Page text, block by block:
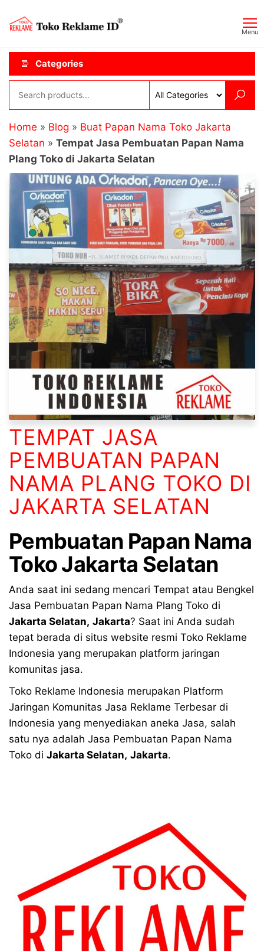
content
ID
Menu
Categories
Home » Blog » Buat Papan Nama Toko Jakarta
Selatan » Tempat Jasa Pembuatan Papan Nama
Plang Toko di Jakarta Selatan
TEMPAT JASA
PEMBUATAN PAPAN
NAMA PLANG TOKO DI
JAKARTA SELATAN
Pembuatan Papan Nama
Toko Jakarta Selatan
Anda saat ini sedang mencari Tempat atau Bengkel
Jasa Pembuatan Papan Nama Plang Toko di
Jakarta Selatan, Jakarta? Saat ini Anda sudah
tepat berada di situs website resmi Toko Reklame
Indonesia yang merupakan platform jaringan
komunitas jasa.
Toko Reklame Indonesia merupakan Platform
Jaringan Komunitas Jasa Reklame Terbesar di
Indonesia yang menyediakan aneka Jasa, salah
satu nya adalah Jasa Pembuatan Papan Nama
Toko di Jakarta Selatan, Jakarta.